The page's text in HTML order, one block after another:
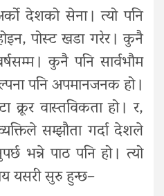
देशको सेना । त्यो पनि
पोस्ट खडा गरेर । कुनै
। कुनै पनि सार्वभौम
पनि अपमानजनक हो ।
क्रूर वास्तविकता हो । र,
सम्झौता गर्दा देशले
भन्ने पाठ पनि हो । त्यो
यसरी सुरु हुन्छ–